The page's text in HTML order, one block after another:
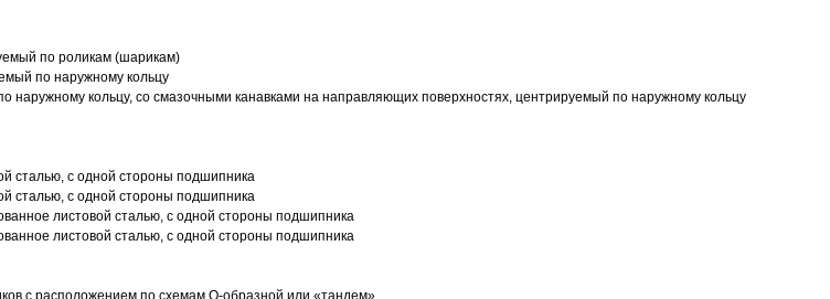
по роликам (шарикам)
по наружному кольцу
кольцу, со смазочными канавками на направляющих поверхностях, центрируемый по наружному кольцу
сталью, с одной стороны подшипника
сталью, с одной стороны подшипника
листовой сталью, с одной стороны подшипника
листовой сталью, с одной стороны подшипника
с расположением по схемам О-образной или «тандем»